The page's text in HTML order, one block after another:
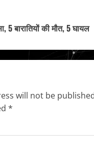
5 बारातियों की मौत, 5 घायल
will not be
*